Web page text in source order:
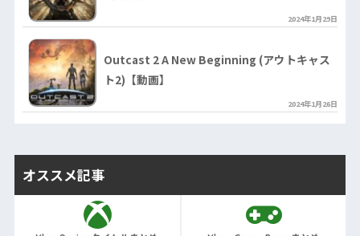
2024年1月29日
Outcast 2 A New Beginning (アウトキャス
ト2)【動画】
2024年1月26日
オススメ記事